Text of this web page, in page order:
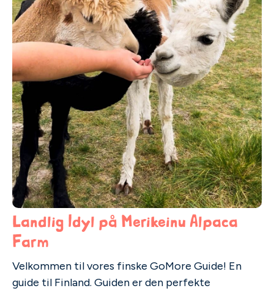
Landlig Idyl på Merikeinu Alpaca
Farm
Velkommen til vores finske GoMore Guide! En
guide til Finland. Guiden er den perfekte